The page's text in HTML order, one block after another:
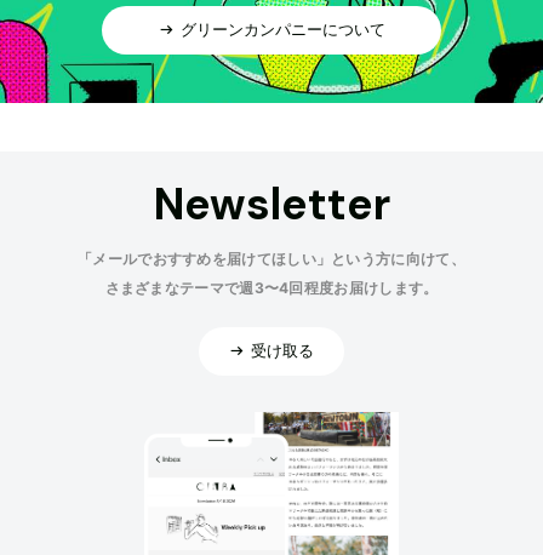
グリーンカンパニーについて
Newsletter
「メールでおすすめを届けてほしい」という方に向けて、
さまざまなテーマで週3〜4回程度お届けします。
受け取る